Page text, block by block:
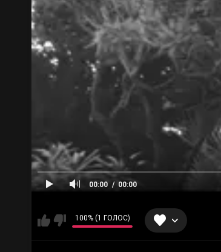
00:00 00:00
100% (1 ГОЛОС)